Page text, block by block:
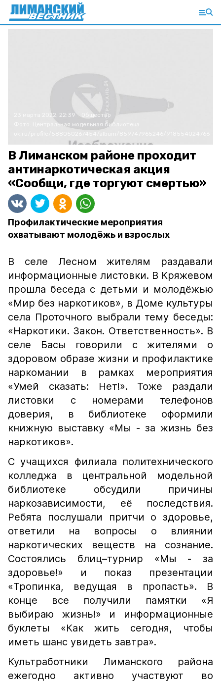
23 марта 2022, 22:39
Общество
Центральная модельная библиотека
ok.ru/profile/588050267454/album/859747965246/918554024766
В Лиманском районе проходит
антинаркотическая акция
«Сообщи, где торгуют смертью»
Профилактические мероприятия
охватывают молодёжь и взрослых
В селе Лесном жителям раздавали
информационные листовки. В Кряжевом
прошла беседа с детьми и молодёжью
«Мир без наркотиков», в Доме культуры
села Проточного выбрали тему беседы:
«Наркотики. Закон. Ответственность». В
селе Басы говорили с жителями о
здоровом образе жизни и профилактике
наркомании в рамках мероприятия
«Умей сказать: Нет!». Тоже раздали
листовки с номерами телефонов
доверия, в библиотеке оформили
книжную выставку «Мы - за жизнь без
наркотиков».
С учащихся филиала политехнического
колледжа в центральной модельной
библиотеке обсудили причины
наркозависимости, её последствия.
Ребята послушали притчи о здоровье,
ответили на вопросы о влиянии
наркотических веществ на сознание.
Состоялись блиц–турнир «Мы - за
здоровье!» и показ презентации
«Тропинка, ведущая в пропасть». В
конце все получили памятки «Я
выбираю жизнь!» и информационные
буклеты «Как жить сегодня, чтобы
иметь шанс увидеть завтра».
Культработники Лиманского района
ежегодно активно участвуют во